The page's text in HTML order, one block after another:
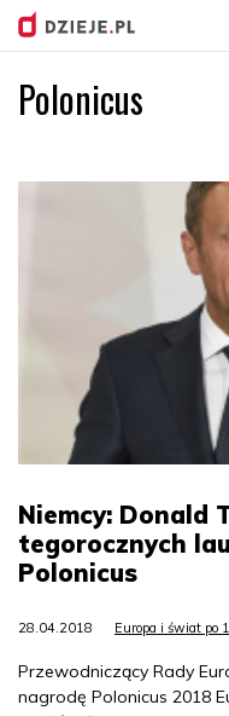
Polonicus
Niemcy: Donald
tegorocznych
Polonicus
28.04.2018 Europa i świat po
Przewodniczący Rady
nagrodę Polonicus 2018